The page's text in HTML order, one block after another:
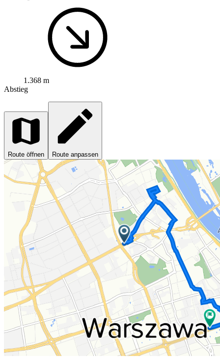
1.368 m
Abstieg
Route öffnen Route anpassen